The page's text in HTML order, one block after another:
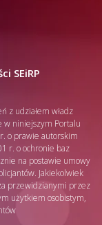
SEiRP
z udziałem władz
w niniejszym Portalu
o prawie autorskim
r. o ochronie baz
na postawie umowy
Jakiekolwiek
przewidzianymi przez
użytkiem osobistym,